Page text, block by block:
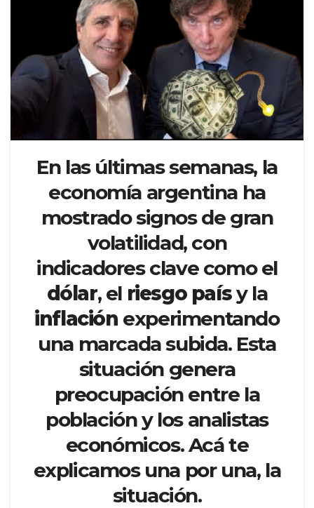
En las últimas semanas, la
economía argentina ha
mostrado signos de gran
volatilidad, con
indicadores clave como el
dólar, el riesgo paísy la
inflación experimentando
una marcada subida. Esta
situación genera
preocupación entre la
población y los analistas
económicos. Acá te
explicamos una por una, la
situación.